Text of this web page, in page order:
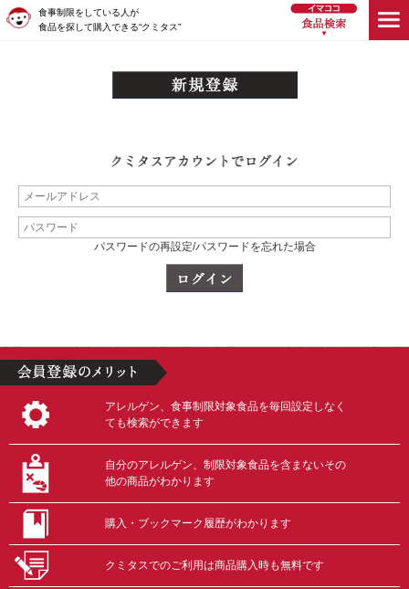
食事制限をしている人が
食品を探して購入できる“クミタス”
パスワードの再設定/パスワードを忘れた場合
アレルゲン、食事制限対象食品を毎回設定しなく
ても検索ができます
自分のアレルゲン、制限対象食品を含まないその
他の商品がわかります
購入・ブックマーク履歴がわかります
クミタスでのご利用は商品購入時も無料です